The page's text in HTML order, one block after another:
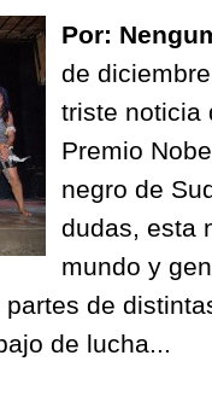
Por:
de
triste noticia
Premio
negro de
dudas, esta
mundo y
de
de lucha...